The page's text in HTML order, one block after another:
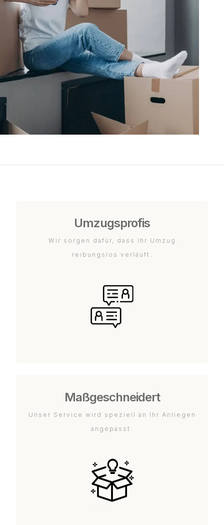
Umzugsprofis
Wir sorgen dafür, dass Ihr Umzug
reibungslos verläuft.
Maßgeschneidert
Unser Service wird speziell an Ihr Anliegen
angepasst.